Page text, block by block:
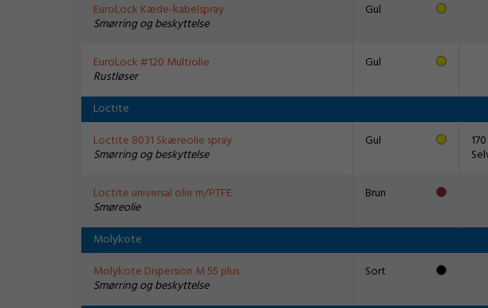
EuroLock Kæde-kabelspray
Smørring og beskyttelse
Gul
EuroLock #120 Multiolie
Rustløser
Gul
Loctite
Loctite 8031 Skæreolie spray
Smørring og beskyttelse
Gul
Loctite universal olie m/PTFE
Smøreolie
Brun
Molykote
Molykote Dispersion M 55 plus
Smørring og beskyttelse
Sort